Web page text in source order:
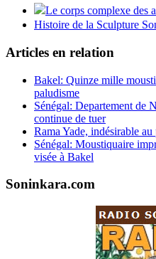
Le corps complexe des
Histoire de la Sculpture
Articles en relation
Bakel: Quinze mille
paludisme
Sénégal: Departement de
continue de tuer
Rama Yade, indésirable au
Sénégal: Moustiquaire
visée à Bakel
Soninkara.com